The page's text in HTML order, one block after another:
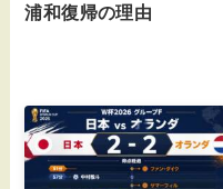
浦和復帰の理由